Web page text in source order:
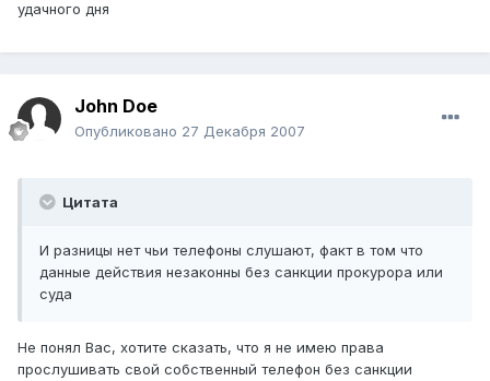
удачного дня
John Doe
Опубликовано 27 Декабря 2007
Цитата
И разницы нет чьи телефоны слушают, факт в том что
данные действия незаконны без санкции прокурора или
суда
Не понял Вас, хотите сказать, что я не имею права
прослушивать свой собственный телефон без санкции